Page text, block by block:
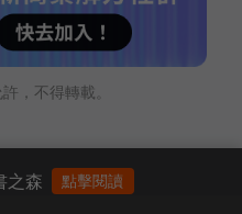
，不得轉載。
之森 點擊閱讀